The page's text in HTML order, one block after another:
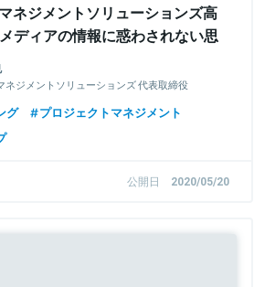
ネジメントソリューションズ高
ディアの情報に惑わされない思
ネジメントソリューションズ 代表取締役
グ
プロジェクトマネジメント
公開日 2020/05/20